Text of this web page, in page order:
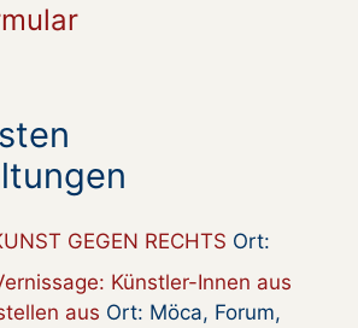
GEGEN RECHTS Ort:
Künstler-Innen aus
aus Ort: Möca, Forum,